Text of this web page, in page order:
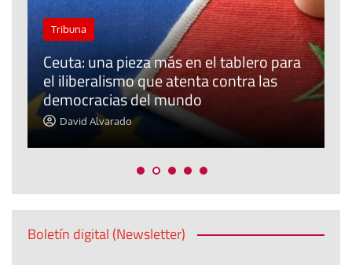
Tribuna
Ceuta: una pieza más en el tablero para
el iliberalismo que atenta contra las
democracias del mundo
David Alvarado
Boletín digital (Newsletter)